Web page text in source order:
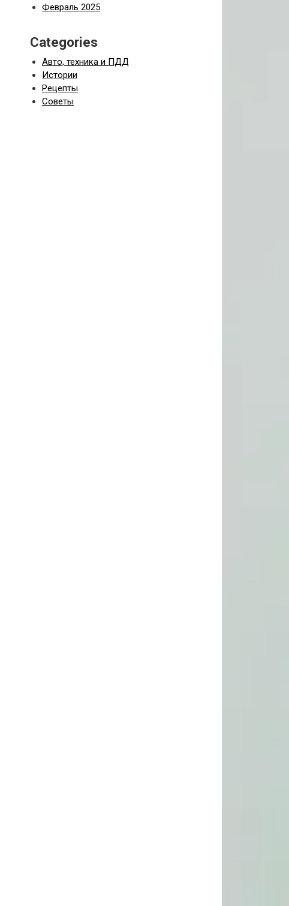
Февраль 2025
Categories
Авто, техника и ПДД
Истории
Рецепты
Советы